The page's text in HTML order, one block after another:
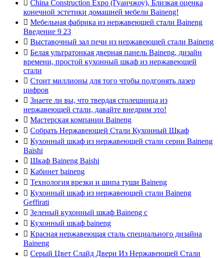
China Construction Expo (Гуанчжоу), Близкая оценка
конечной эстетики домашней мебели Baineng!
 Мебельная фабрика из нержавеющей стали Baineng
Введение 9 23
 Выставочный зал печи из нержавеющей стали Baineng
 Белая ультратонкая дверная панель Baineng, дизайн
времени, простой кухонный шкаф из нержавеющей
стали
 Стоит миллионы для того чтобы подгонять лазер
цифров
 Знаете ли вы, что твердая столешница из
нержавеющей стали, давайте внедрим это!
 Мастерская компании Baineng
 Собрать Нержавеющей Стали Кухонный Шкаф
 Кухонный шкаф из нержавеющей стали серии Baineng
Baishi
 Шкаф Baineng Baishi
 Кабинет baineng
 Технология врезки и шипа туши Baineng
 Кухонный шкаф из нержавеющей стали Baineng
Geffirati
 Зеленый кухонный шкаф Baineng с
 Кухонный шкаф baineng
 Красная нержавеющая сталь специального дизайна
Baineng
 Серый Цвет Слайд Двери Из Нержавеющей Стали